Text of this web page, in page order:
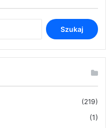
stronie
Szukaj
(219)
(1)